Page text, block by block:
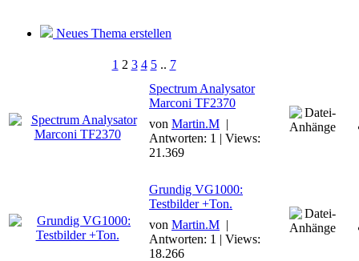
Neues Thema erstellen
1 2 3 4 5.. 7
Spectrum Analysator
Marconi TF2370
von Martin.M |
Antworten: 1 | Views:
21.369
Grundig VG1000:
Testbilder +Ton.
von Martin.M |
Antworten: 1 | Views:
18.266